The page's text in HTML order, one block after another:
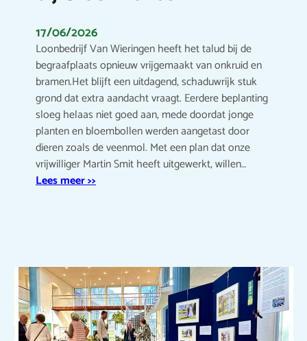
17/06/2026
Loonbedrijf Van Wieringen heeft het talud bij de
begraafplaats opnieuw vrijgemaakt van onkruid en
bramen.Het blijft een uitdagend, schaduwrijk stuk
grond dat extra aandacht vraagt. Eerdere beplanting
sloeg helaas niet goed aan, mede doordat jonge
planten en bloembollen werden aangetast door
dieren zoals de veenmol. Met een plan dat onze
vrijwilliger Martin Smit heeft uitgewerkt, willen…
Lees meer >>